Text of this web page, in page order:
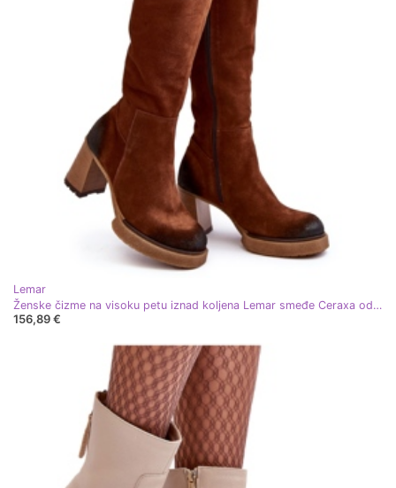
Lemar
Ženske čizme na visoku petu iznad koljena Lemar smeđe Ceraxa od brušene kože smeđa
156,89 €